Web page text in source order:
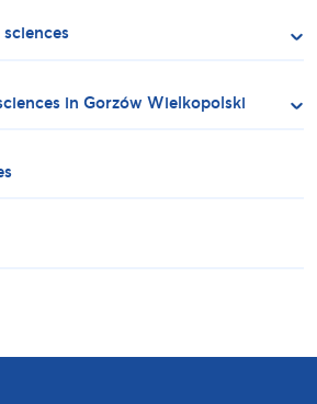
in Gorzów Wielkopolski